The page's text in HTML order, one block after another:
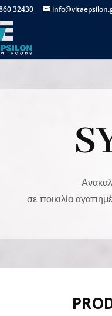
32430
σε ποικιλία